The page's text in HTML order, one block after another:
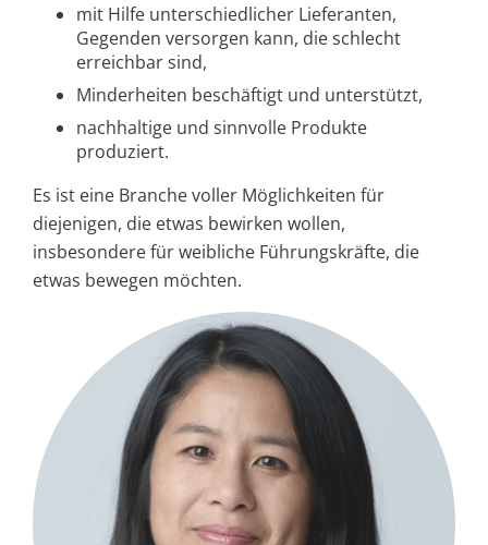
mit Hilfe unterschiedlicher Lieferanten,
Gegenden versorgen kann, die schlecht
erreichbar sind,
Minderheiten beschäftigt und unterstützt,
nachhaltige und sinnvolle Produkte
produziert.
Es ist eine Branche voller Möglichkeiten für
diejenigen, die etwas bewirken wollen,
insbesondere für weibliche Führungskräfte, die
etwas bewegen möchten.